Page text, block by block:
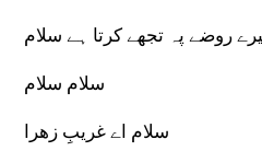
روضے پہ تجھے کرتا ہے سلام
سلام سلام
سلام اے غریبِ زھرا